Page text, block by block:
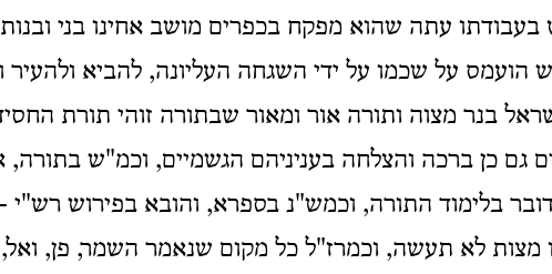
בעבודתו עתה שהוא מפקח בכפרים מושב אחינו בני
הועמס על שכמו על ידי השגחה העליונה, להביא ולהעיר
בנר מצוה ותורה אור ומאור שבתורה זוהי תורת
גם כן ברכה והצלחה בעניניהם הגשמיים, וכמ"ש בתורה,
בלימוד התורה, וכמש"נ בספרא, והובא בפירוש רש"י
מצות לא תעשה, וכמרז"ל כל מקום שנאמר השמר, פן,